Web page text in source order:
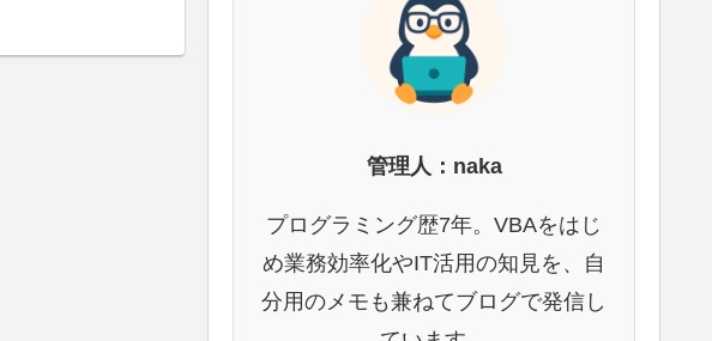
管理人：naka
プログラミング歴7年。VBAをはじ
め業務効率化やIT活用の知見を、自
分用のメモも兼ねてブログで発信し